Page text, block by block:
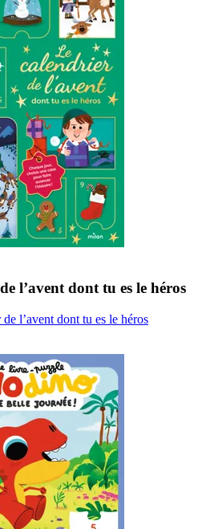
l’avent dont tu es le héros
l’avent dont tu es le héros